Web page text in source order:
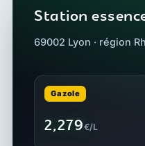
Station
69002 Lyon · région
Gazole
2,279€/L